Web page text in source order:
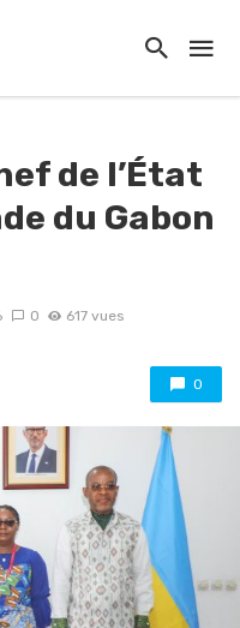
de l’État
du Gabon
0 617 vues
0